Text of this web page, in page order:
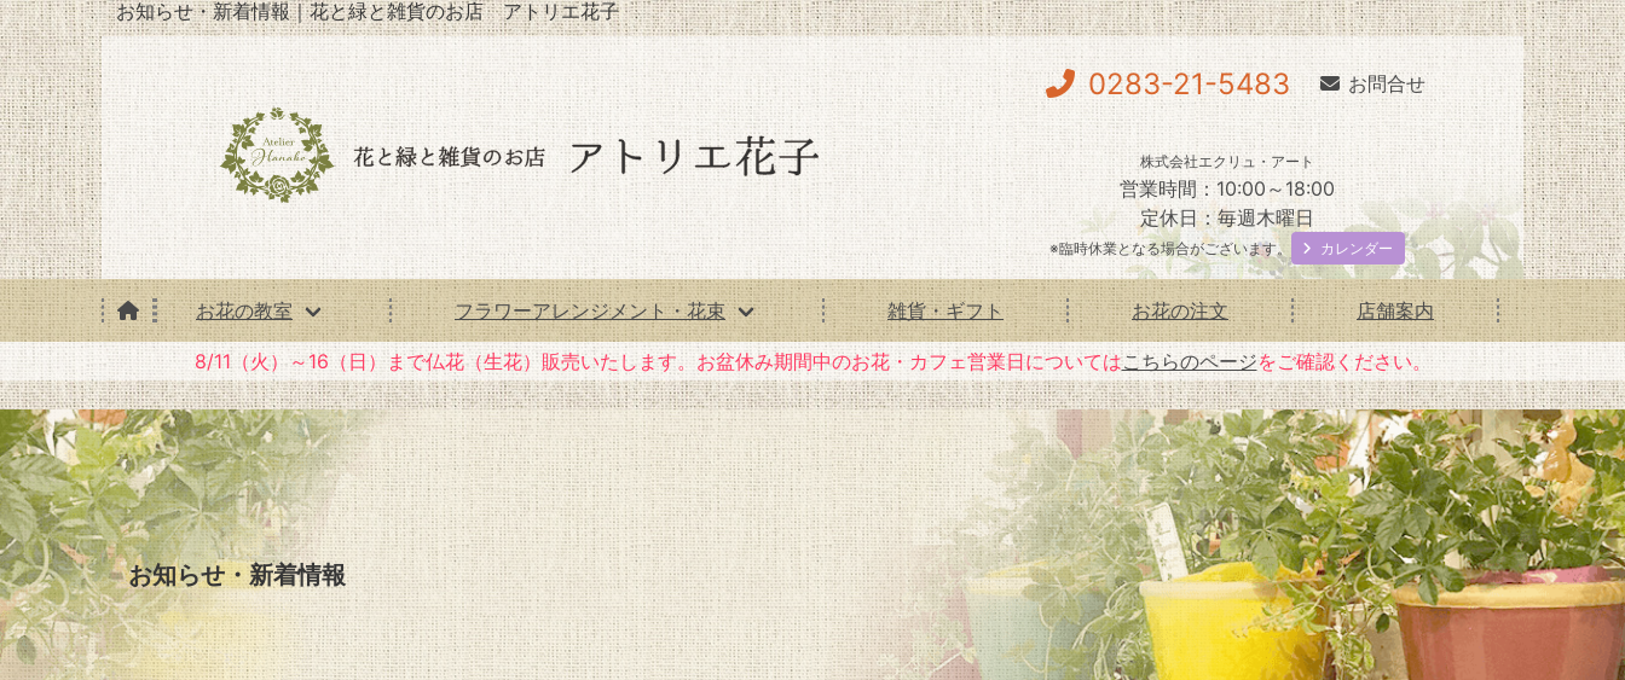
お知らせ・新着情報｜花と緑と雑貨のお店 アトリエ花子
0283-21-5483 お問合せ
株式会社エクリュ・アート
営業時間：10:00～18:00
定休日：毎週木曜日
※臨時休業となる場合がございます。 カレンダー
お花の教室 フラワーアレンジメント・花束 雑貨・ギフト お花の注文 店舗案内
8/11（火）～16（日）まで仏花（生花）販売いたします。お盆休み期間中のお花・カフェ営業日についてはこちらのページをご確認ください。
お知らせ・新着情報